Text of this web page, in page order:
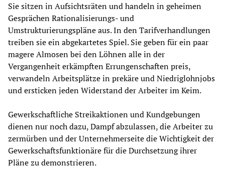
Sie sitzen in Aufsichtsräten und handeln in geheimen
Gesprächen Rationalisierungs- und
Umstrukturierungspläne aus. In den Tarifverhandlungen
treiben sie ein abgekartetes Spiel. Sie geben für ein paar
magere Almosen bei den Löhnen alle in der
Vergangenheit erkämpften Errungenschaften preis,
verwandeln Arbeitsplätze in prekäre und Niedriglohnjobs
und ersticken jeden Widerstand der Arbeiter im Keim.
Gewerkschaftliche Streikaktionen und Kundgebungen
dienen nur noch dazu, Dampf abzulassen, die Arbeiter zu
zermürben und der Unternehmerseite die Wichtigkeit der
Gewerkschaftsfunktionäre für die Durchsetzung ihrer
Pläne zu demonstrieren.